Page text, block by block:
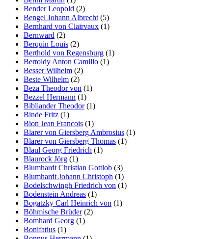
Bender Leopold (2)
Bengel Johann Albrecht (5)
Bernhard von Clairvaux (1)
Bernward (2)
Berquin Louis (2)
Berthold von Regensburg (1)
Bertoldy Anton Camillo (1)
Besser Wilhelm (2)
Beste Wilhelm (2)
Beza Theodor von (1)
Bezzel Hermann (1)
Bibliander Theodor(1)
Binde Fritz (1)
Bion Jean Francois (1)
Blarer von Giersberg Ambrosius (1)
Blarer von Giersberg Thomas (1)
Blaul Georg Friedrich (1)
Blaurock Jörg (1)
Blumhardt Christian Gottlob (3)
Blumhardt Johann Christoph (1)
Bodelschwingh Friedrich von (1)
Bodenstein Andreas (1)
Bogatzky Carl Heinrich von (1)
Böhmische Brüder(2)
Bomhard Georg (1)
Bonifatius (1)